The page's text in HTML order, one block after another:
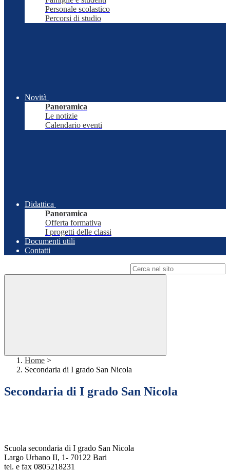
Personale scolastico
Percorsi di studio
Novità
Panoramica
Le notizie
Calendario eventi
Didattica
Panoramica
Offerta formativa
I progetti delle classi
Documenti utili
Contatti
Home >
Secondaria di I grado San Nicola
Secondaria di I grado San Nicola
Scuola secondaria di I grado San Nicola
Largo Urbano II, 1- 70122 Bari
tel. e fax 0805218231